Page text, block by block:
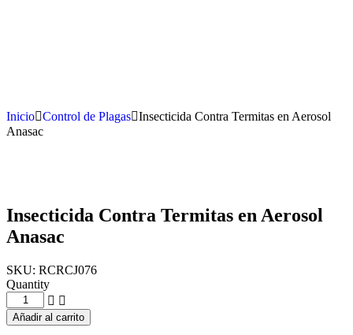
Inicio Control de Plagas Insecticida Contra Termitas en Aerosol
Anasac
Insecticida Contra Termitas en Aerosol
Anasac
SKU: RCRCJ076
Quantity
Añadir al carrito